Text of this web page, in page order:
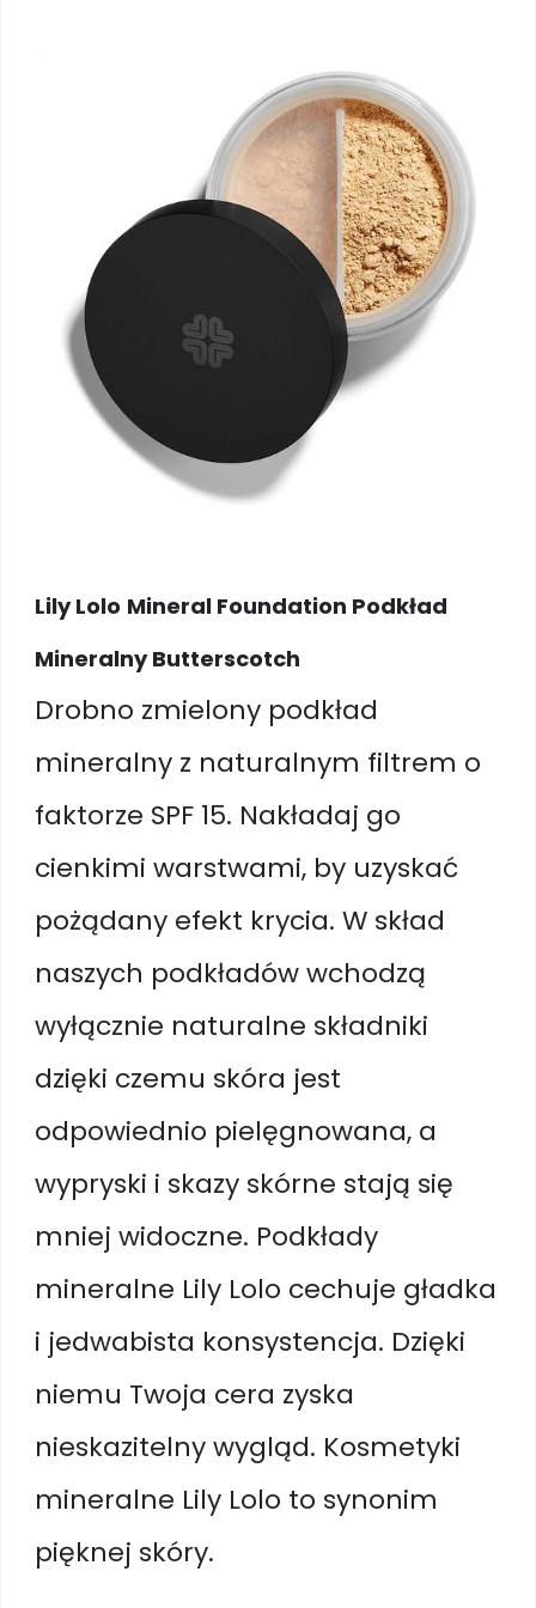
Lily Lolo Mineral Foundation Podkład
Mineralny Butterscotch
Drobno zmielony podkład
mineralny z naturalnym filtrem o
faktorze SPF 15. Nakładaj go
cienkimi warstwami, by uzyskać
pożądany efekt krycia. W skład
naszych podkładów wchodzą
wyłącznie naturalne składniki
dzięki czemu skóra jest
odpowiednio pielęgnowana, a
wypryski i skazy skórne stają się
mniej widoczne. Podkłady
mineralne Lily Lolo cechuje gładka
i jedwabista konsystencja. Dzięki
niemu Twoja cera zyska
nieskazitelny wygląd. Kosmetyki
mineralne Lily Lolo to synonim
pięknej skóry.